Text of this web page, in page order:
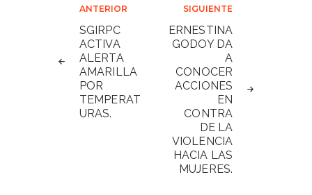
Navegación
de
entradas
ANTERIOR
SGIRPC
ACTIVA
ALERTA
AMARILLA
POR
TEMPERAT
URAS.
SIGUIENTE
ERNESTINA
GODOY DA
A
CONOCER
ACCIONES
EN
CONTRA
DE LA
VIOLENCIA
HACIA LAS
MUJERES.